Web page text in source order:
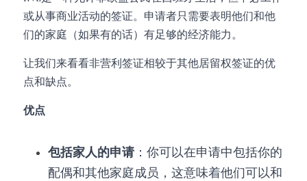
或从事商业活动的签证。申请者只需要表明他们和他
们的家庭（如果有的话）有足够的经济能力。
让我们来看看非营利签证相较于其他居留权签证的优
点和缺点。
优点
包括家人的申请：你可以在申请中包括你的
配偶和其他家庭成员，这意味着他们可以和